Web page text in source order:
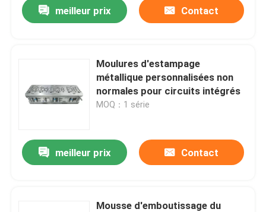
meilleur prix Contact
Moulures d'estampage
métallique personnalisées non
normales pour circuits intégrés
MOQ：1 série
meilleur prix Contact
Mousse d'emboutissage du